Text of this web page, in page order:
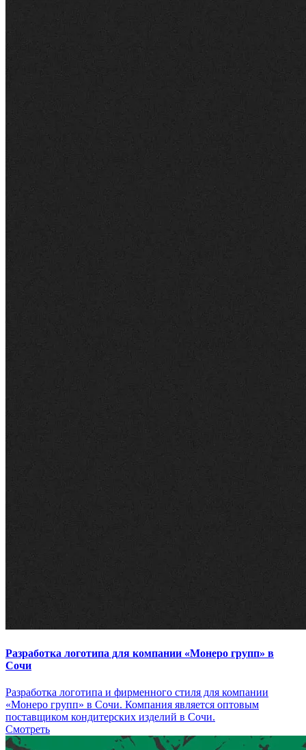
Разработка логотипа для компании «Монеро групп» в
Сочи
Разработка логотипа и фирменного стиля для компании
«Монеро групп» в Сочи. Компания является оптовым
поставщиком кондитерских изделий в Сочи.
Смотреть